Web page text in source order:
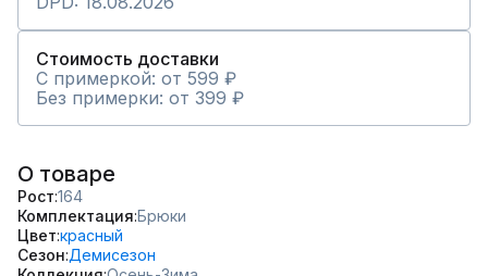
Стоимость доставки
С примеркой: от 599 ₽
Без примерки: от 399 ₽
О товаре
Рост 164
Комплектация Брюки
Цвет красный
Сезон Демисезон